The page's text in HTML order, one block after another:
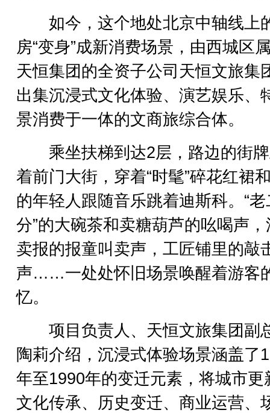
如今，这个地处北京中轴线上
房“变身”成新消费场景，由西城区
天恒集团的全资子公司天恒文旅集
出集沉浸式文化体验、演艺娱乐、
景消费于一体的文商旅综合体。
乘坐扶梯到达2层，路边的街
着前门大街，穿着“时髦”碎花红裙
的年轻人跟随音乐跳着迪斯科。“老
分”的大碗茶和卖糖葫芦的吆喝声
卖报的报童叫卖声，工匠铺里的敲
声……一处处怀旧场景唤醒着游客
忆。
项目负责人、天恒文旅集团副
陶莉介绍，沉浸式体验场景涵盖了
年至1990年的变迁元素，将城市更
文化传承、历史变迁、商业运营、